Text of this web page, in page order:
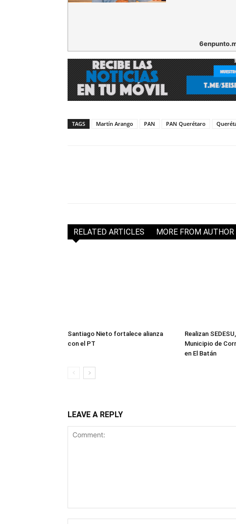
TAGS Martín Arango PAN PAN Querétaro
RELATED ARTICLES MORE FROM AUTHOR
Santiago Nieto fortalece alianza
con el PT
Realizan
Municipio de
en El Batán
LEAVE A REPLY